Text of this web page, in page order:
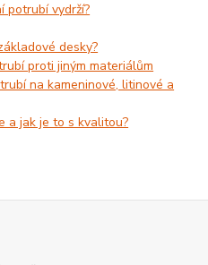
potrubí vydrží?
desky?
proti jiným materiálům
na kameninové, litinové a
a jak je to s kvalitou?